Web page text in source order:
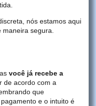
nós estamos aqui
segura.
você já recebe a
de acordo com a
que
e o intuito é